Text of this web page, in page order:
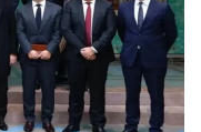
Ceuta :